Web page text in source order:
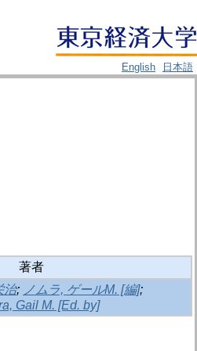
English
日本語
著者
治; ノムラ, ゲールM. [編];
Gail M. [Ed. by]